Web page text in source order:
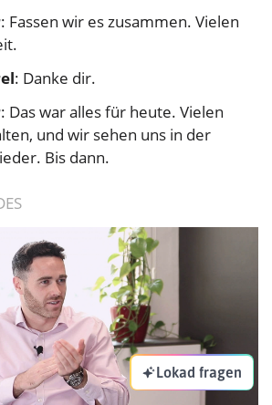
: Fassen wir es zusammen. Vielen
: Danke dir.
: Das war alles für heute. Vielen
und wir sehen uns in der
Bis dann.
Lokad fragen